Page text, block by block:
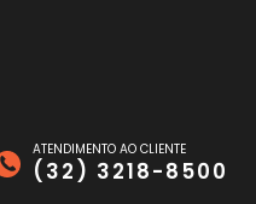
ATENDIMENTO AO CLIENTE
(32) 3218-8500